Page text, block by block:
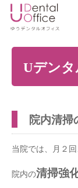
Uデン
院内清掃
当院では、月２
院内の清掃強